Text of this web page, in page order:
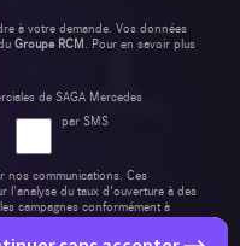
à votre demande. Vos données
Groupe RCM . Pour en savoir plus
de SAGA Mercedes
par SMS
nos communications. Ces
l'analyse du taux d'ouverture à des
campagnes conformément à